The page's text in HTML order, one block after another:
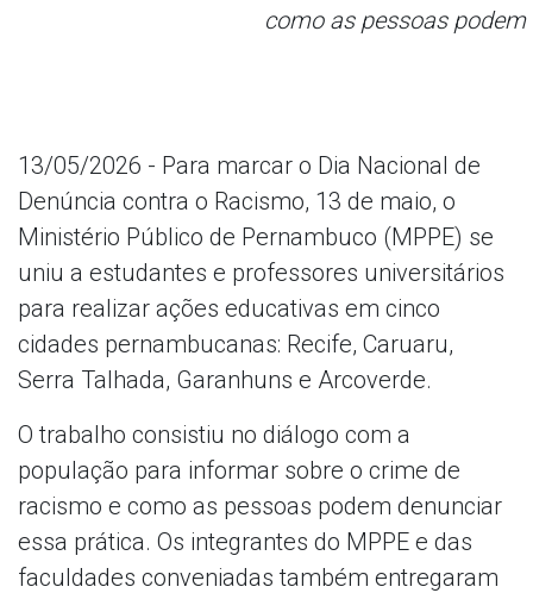
como as pessoas
13/05/2026 - Para marcar o Dia Nacional de
Denúncia contra o Racismo, 13 de maio, o
Ministério Público de Pernambuco (MPPE) se
uniu a estudantes e professores universitários
para realizar ações educativas em cinco
cidades pernambucanas: Recife, Caruaru,
Serra Talhada, Garanhuns e Arcoverde.
O trabalho consistiu no diálogo com a
população para informar sobre o crime de
racismo e como as pessoas podem denunciar
essa prática. Os integrantes do MPPE e das
faculdades conveniadas também entregaram